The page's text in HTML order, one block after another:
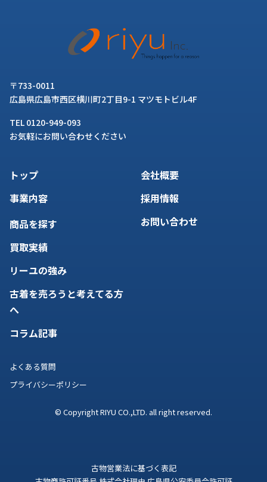
〒733-0011
広島県広島市西区横川町2丁目9-1 マツモトビル4F
TEL 0120-949-093
お気軽にお問い合わせください
トップ
事業内容
商品を探す
買取実績
リーユの強み
古着を売ろうと考えてる方
へ
コラム記事
会社概要
採用情報
お問い合わせ
よくある質問
プライバシーポリシー
© Copyright RIYU CO.,LTD. all right reserved.
古物営業法に基づく表記